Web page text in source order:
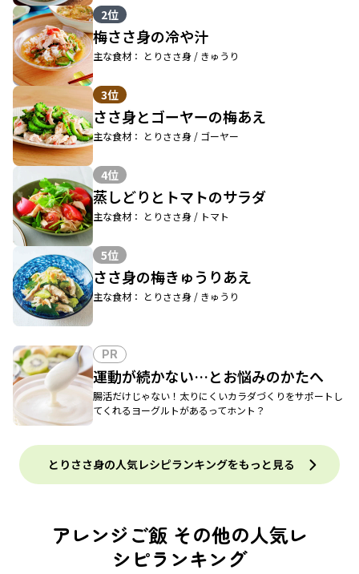
2位
梅ささ身の冷や汁
主な食材： とりささ身 / きゅうり
3位
ささ身とゴーヤーの梅あえ
主な食材： とりささ身 / ゴーヤー
4位
蒸しどりとトマトのサラダ
主な食材： とりささ身 / トマト
5位
ささ身の梅きゅうりあえ
主な食材： とりささ身 / きゅうり
PR
運動が続かない…とお悩みのかたへ
腸活だけじゃない！太りにくいカラダづくりをサポートし
てくれるヨーグルトがあるってホント？
とりささ身の人気レシピランキングをもっと見る
アレンジご飯 その他の人気レ
シピランキング